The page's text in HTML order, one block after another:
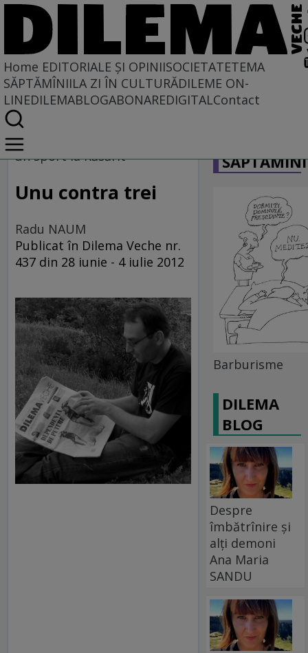
Home EDITORIALE ȘI OPINIISOCIETATETEMA
SĂPTĂMÎNIILA ZI ÎN CULTURĂDILEME ON-
LINEDILEMABLOGABONAREDIGITALContact
Home
EDITORIALE ȘI OPINII
TÎLC SHOW
un sport la Răsărit
Unu contra trei
Radu NAUM
Publicat în Dilema Veche nr.
437 din 28 iunie - 4 iulie 2012
Barburisme
DILEMA
BLOG
Despre
îmbătrînire și
alți demoni
Ana Maria
SANDU